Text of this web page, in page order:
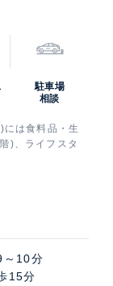
。賃貸担当は
寿ガーデンテ
の価格・賃料
恵比寿ガーデン
介しておりま
駐車場
相談
は食料品・生
)、ライフスタ
～10分
15分